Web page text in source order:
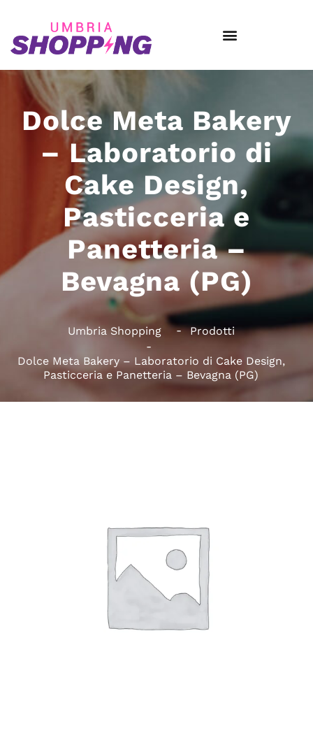
Dolce Meta Bakery
– Laboratorio di
Cake Design,
Pasticceria e
Panetteria –
Bevagna (PG)
Umbria Shopping Prodotti
Dolce Meta Bakery – Laboratorio di Cake Design,
Pasticceria e Panetteria – Bevagna (PG)